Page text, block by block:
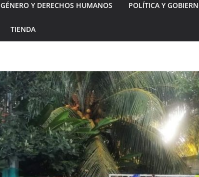
GÉNERO Y DERECHOS HUMANOS POLÍTICA Y
TIENDA